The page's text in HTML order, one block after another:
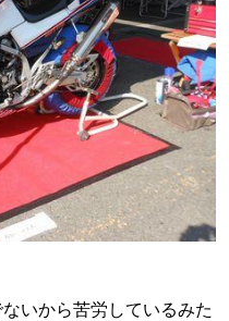
いから苦労しているみた